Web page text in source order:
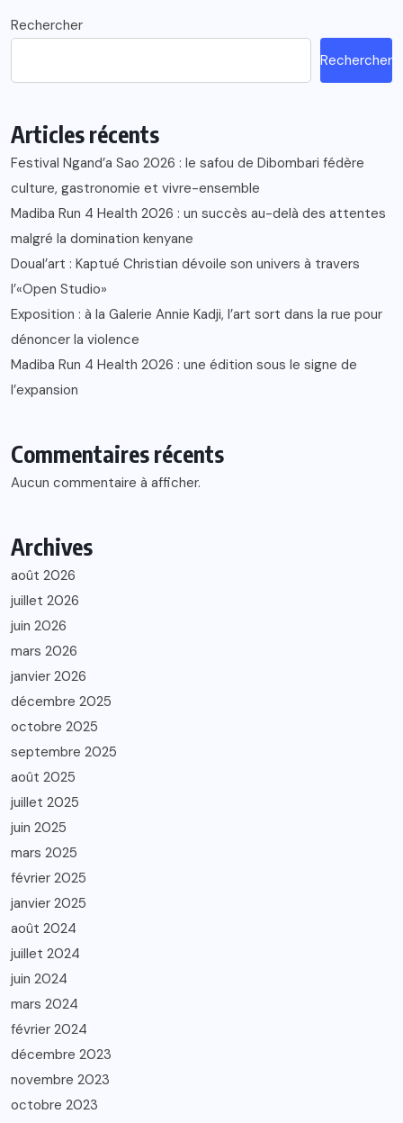
Rechercher
Rechercher
Articles récents
Festival Ngand’a Sao 2026 : le safou de Dibombari fédère
culture, gastronomie et vivre-ensemble
Madiba Run 4 Health 2026 : un succès au-delà des attentes
malgré la domination kenyane
Doual’art : Kaptué Christian dévoile son univers à travers
l’«Open Studio»
Exposition : à la Galerie Annie Kadji, l’art sort dans la rue pour
dénoncer la violence
Madiba Run 4 Health 2026 : une édition sous le signe de
l’expansion
Commentaires récents
Aucun commentaire à afficher.
Archives
août 2026
juillet 2026
juin 2026
mars 2026
janvier 2026
décembre 2025
octobre 2025
septembre 2025
août 2025
juillet 2025
juin 2025
mars 2025
février 2025
janvier 2025
août 2024
juillet 2024
juin 2024
mars 2024
février 2024
décembre 2023
novembre 2023
octobre 2023